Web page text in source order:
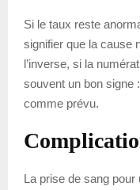
Si le taux reste
signifier que la cause
l’inverse, si la
souvent un bon signe
comme prévu.
La prise de sang